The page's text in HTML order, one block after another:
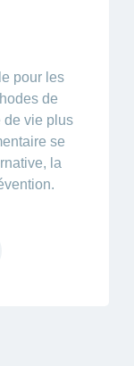
pour les
de
de vie plus
se
la